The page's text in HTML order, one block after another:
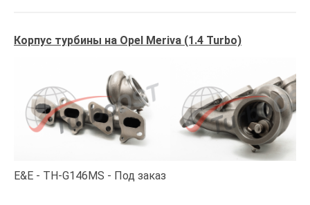
Корпус турбины на Opel Meriva (1.4 Turbo)
E&E TH-G146MS Под заказ